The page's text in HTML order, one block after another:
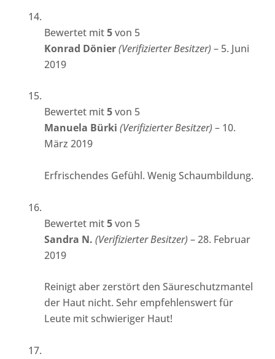
Bewertet mit5von 5
Konrad Dönier(Verifizierter Besitzer) – 5. Juni
2019
Bewertet mit5von 5
Manuela Bürki(Verifizierter Besitzer) – 10.
März 2019
Erfrischendes Gefühl. Wenig Schaumbildung.
Bewertet mit5von 5
Sandra N.(Verifizierter Besitzer) –28. Februar
2019
Reinigt aber zerstört den Säureschutzmantel
der Haut nicht. Sehr empfehlenswert für
Leute mit schwieriger Haut!